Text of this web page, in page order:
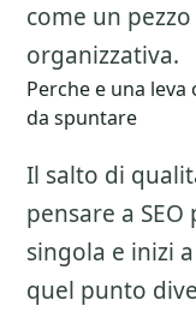
come un
organizzativa.
Perche e una
da spuntare
Il salto di
pensare a
singola e inizi
quel punto